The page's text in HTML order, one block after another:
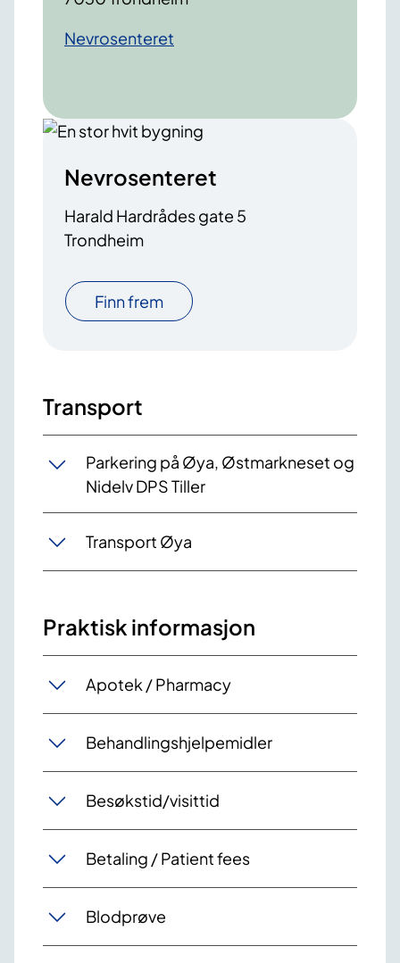
Nevrosenteret
Nevrosenteret
Harald Hardrådes gate 5
Trondheim
Finn frem
Transport
Parkering på Øya, Østmarkneset og
Nidelv DPS Tiller
Transport Øya
Praktisk informasjon
Apotek / Pharmacy
Behandlingshjelpemidler
Besøkstid/visittid
Betaling / Patient fees
Blodprøve